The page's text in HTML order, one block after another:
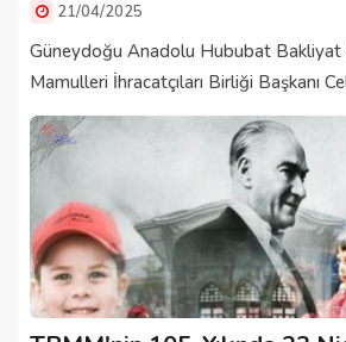
21/04/2025
Güneydoğu Anadolu Hububat Bakliyat
Mamulleri İhracatçıları Birliği Başkanı